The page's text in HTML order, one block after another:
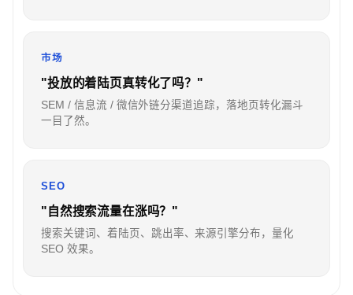
市场
"投放的着陆页真转化了吗？"
SEM / 信息流 / 微信外链分渠道追踪，落地页转化漏斗
一目了然。
SEO
"自然搜索流量在涨吗？"
搜索关键词、着陆页、跳出率、来源引擎分布，量化
SEO 效果。